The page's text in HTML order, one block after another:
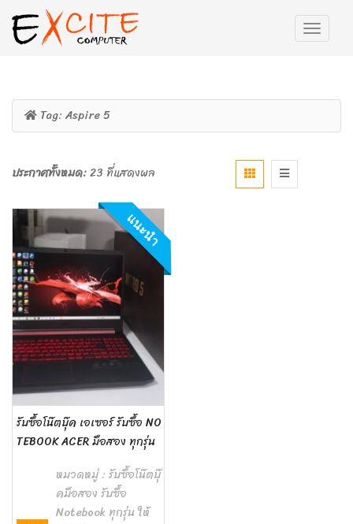
Tag: Aspire 5
ประกาศทั้งหมด:23 ที่แสดงผล
แนะนำ
รับซื้อโน๊ตบุ๊ค เอเซอร์ รับซื้อ NO
TEBOOK ACER มือสอง ทุกรุ่น
หมวดหมู่ : รับซื้อโน๊ตบุ๊
คมือสอง รับซื้อ
Notebook ทุกรุ่น ให้